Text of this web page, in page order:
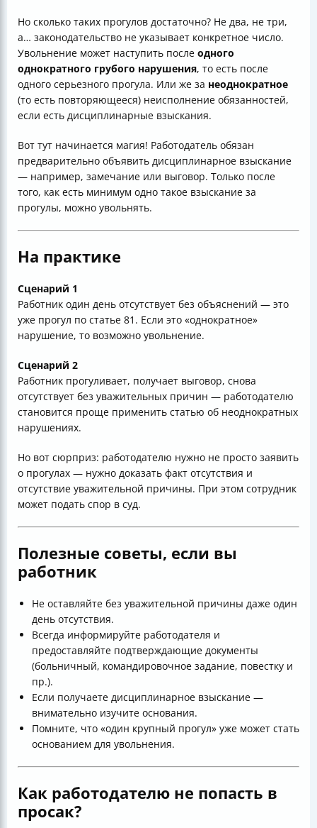
Но сколько таких прогулов достаточно? Не два, не три,
а… законодательство не указывает конкретное число.
Увольнение может наступить после одного
однократного грубого нарушения, то есть после
одного серьезного прогула. Или же за неоднократное
(то есть повторяющееся) неисполнение обязанностей,
если есть дисциплинарные взыскания.
Вот тут начинается магия! Работодатель обязан
предварительно объявить дисциплинарное взыскание
— например, замечание или выговор. Только после
того, как есть минимум одно такое взыскание за
прогулы, можно увольнять.
На практике
Сценарий 1
Работник один день отсутствует без объяснений — это
уже прогул по статье 81. Если это «однократное»
нарушение, то возможно увольнение.
Сценарий 2
Работник прогуливает, получает выговор, снова
отсутствует без уважительных причин — работодателю
становится проще применить статью об неоднократных
нарушениях.
Но вот сюрприз: работодателю нужно не просто заявить
о прогулах — нужно доказать факт отсутствия и
отсутствие уважительной причины. При этом сотрудник
может подать спор в суд.
Полезные советы, если вы
работник
Не оставляйте без уважительной причины даже один
день отсутствия.
Всегда информируйте работодателя и
предоставляйте подтверждающие документы
(больничный, командировочное задание, повестку и
пр.).
Если получаете дисциплинарное взыскание —
внимательно изучите основания.
Помните, что «один крупный прогул» уже может стать
основанием для увольнения.
Как работодателю не попасть в
просак?